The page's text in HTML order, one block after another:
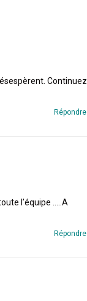
Continuez
Répondre
l’équipe …..A
Répondre